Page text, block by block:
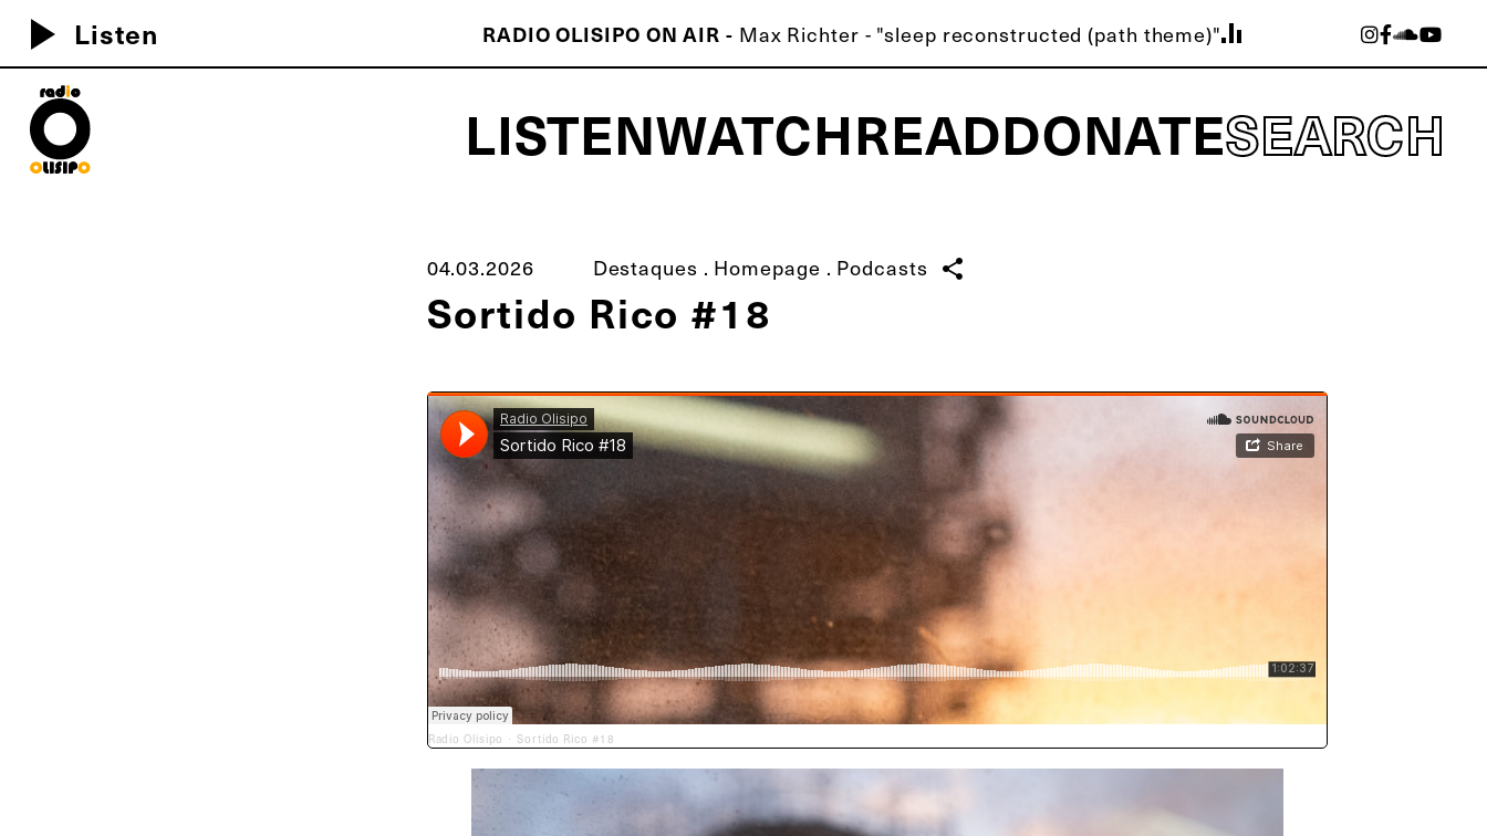
play_arrow Listen RADIO OLISIPO ON AIR - Max Richter - "sleep reconstructed (path theme)"
LISTENWATCHREADDONATESEARCH
04.03.2026 Destaques . Homepage . Podcasts share
Sortido Rico #18
Radio Olisipo · Sortido Rico #18